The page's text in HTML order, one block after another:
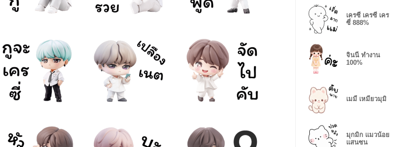
เครซี่ เครซี่ เคร
ซี่ 888%
จินนี่ ทำงาน
100%
เมมี่ เหมียวมุมิ
มุกมิก แมวน้อย
แสนซน